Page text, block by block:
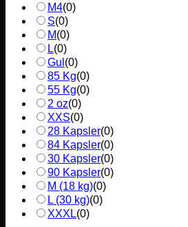
M4(0)
S(0)
M(0)
L(0)
Gul (0)
85 Kg(0)
55 Kg(0)
2 oz(0)
XXS(0)
28 Kapsler(0)
84 Kapsler(0)
30 Kapsler(0)
90 Kapsler(0)
M (18 kg)(0)
L (30 kg)(0)
XXXL(0)